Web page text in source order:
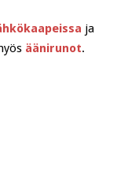
ja
äänirunot.